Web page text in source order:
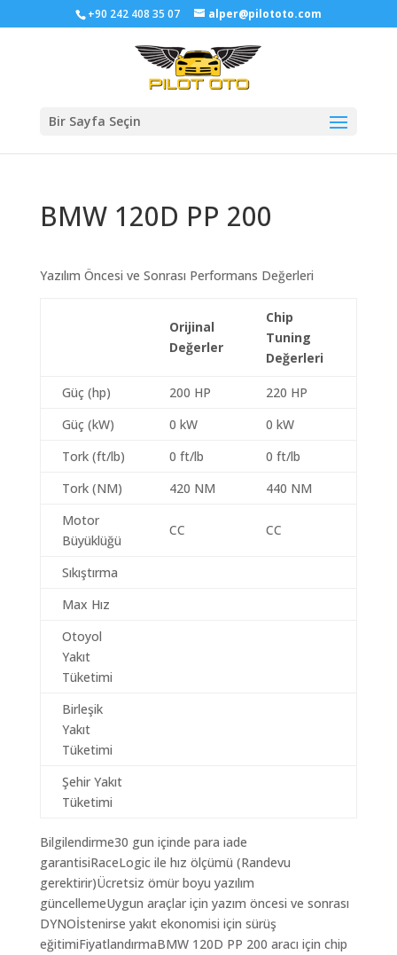
+90 242 408 35 07 alper@pilototo.com
Bir Sayfa Seçin
BMW 120D PP 200
Yazılım Öncesi ve Sonrası Performans Değerleri
Orijinal
Değerler
Chip
Tuning
Değerleri
Güç (hp) 200 HP
220 HP
Güç (kW)
0 kW
0 kW
Tork (ft/lb)
0 ft/lb
0 ft/lb
Tork (NM)
420 NM
440 NM
Motor
Büyüklüğü
CC CC
Sıkıştırma
Max Hız
Otoyol
Yakıt
Tüketimi
Birleşik
Yakıt
Tüketimi
Şehir Yakıt
Tüketimi
Bilgilendirme30 gun içinde para iade
garantisiRaceLogic ile hız ölçümü (Randevu
gerektirir)Ücretsiz ömür boyu yazılım
güncellemeUygun araçlar için yazım öncesi ve sonrası
DYNOİstenirse yakıt ekonomisi için sürüş
eğitimiFiyatlandırmaBMW 120D PP 200 aracı için chip